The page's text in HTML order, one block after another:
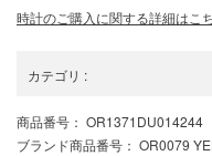
時計のご購入に関する詳細はこ
カテゴリ :
商品番号 ： OR1371DU014244
ブランド商品番号 ： OR0079